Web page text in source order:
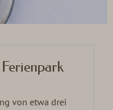
Ferienpark
von etwa drei